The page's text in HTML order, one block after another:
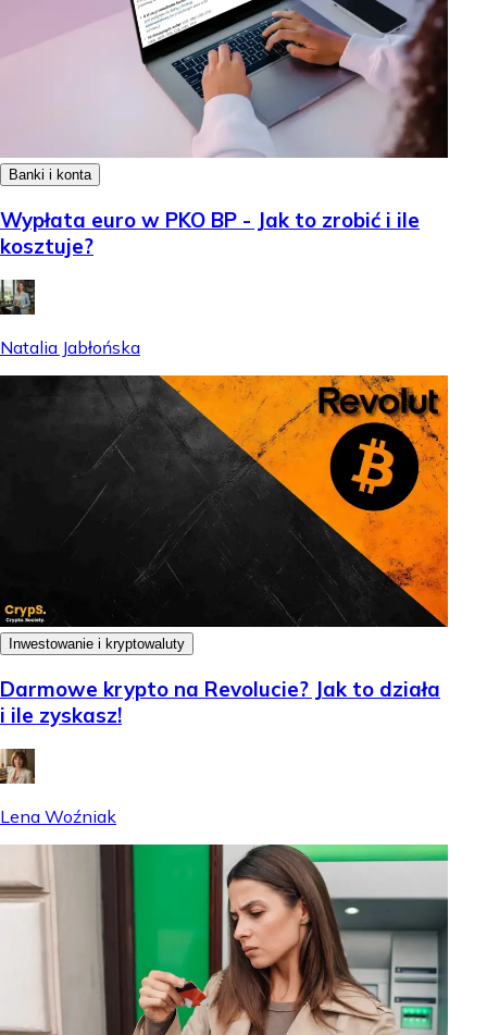
Banki i konta
Wypłata euro w PKO BP - Jak to zrobić i ile
kosztuje?
Natalia Jabłońska
Inwestowanie i kryptowaluty
Darmowe krypto na Revolucie? Jak to działa
i ile zyskasz!
Lena Woźniak